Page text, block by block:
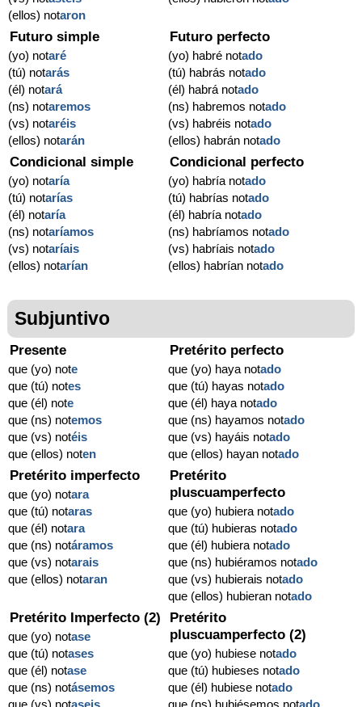
(ellos) notaron
Futuro simple
(yo) notaré
(tú) notarás
(él) notará
(ns) notaremos
(vs) notaréis
(ellos) notarán
Futuro perfecto
(yo) habré notado
(tú) habrás notado
(él) habrá notado
(ns) habremos notado
(vs) habréis notado
(ellos) habrán notado
Condicional simple
(yo) notaría
(tú) notarías
(él) notaría
(ns) notaríamos
(vs) notaríais
(ellos) notarían
Condicional perfecto
(yo) habría notado
(tú) habrías notado
(él) habría notado
(ns) habríamos notado
(vs) habríais notado
(ellos) habrían notado
Subjuntivo
Presente
que (yo) note
que (tú) notes
que (él) note
que (ns) notemos
que (vs) notéis
que (ellos) noten
Pretérito perfecto
que (yo) haya notado
que (tú) hayas notado
que (él) haya notado
que (ns) hayamos notado
que (vs) hayáis notado
que (ellos) hayan notado
Pretérito imperfecto
que (yo) notara
que (tú) notaras
que (él) notara
que (ns) notáramos
que (vs) notarais
que (ellos) notaran
Pretérito
pluscuamperfecto
que (yo) hubiera notado
que (tú) hubieras notado
que (él) hubiera notado
que (ns) hubiéramos notado
que (vs) hubierais notado
que (ellos) hubieran notado
Pretérito Imperfecto (2)
que (yo) notase
que (tú) notases
que (él) notase
que (ns) notásemos
Pretérito
pluscuamperfecto (2)
que (yo) hubiese notado
que (tú) hubieses notado
que (él) hubiese notado